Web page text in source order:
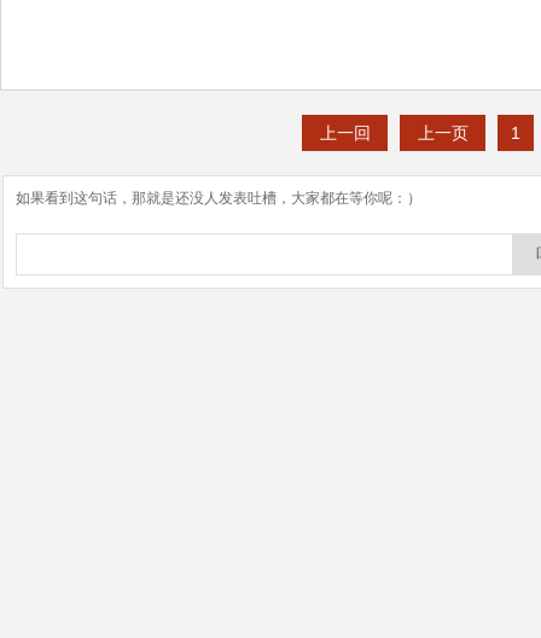
上一回 上一页 1
如果看到这句话，那就是还没人发表吐槽，大家都在等你呢：）